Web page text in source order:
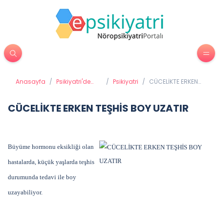
Anasayfa / Psikiyatri'de
/ Psikiyatri / CÜCELİKTE ERKEN
CÜCELİKTE ERKEN TEŞHİS BOY UZATIR
Büyüme hormonu eksikliği olan
hastalarda, küçük yaşlarda teşhis
durumunda tedavi ile boy
uzayabiliyor.